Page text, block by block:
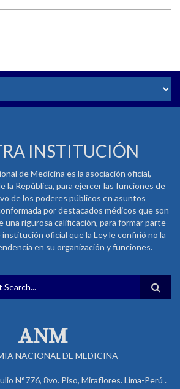
INSTITUCIÓN
de Medicina es la asociación oficial,
la República, para ejercer las funciones de
de los poderes públicos en asuntos
por destacados médicos que son
una rigurosa calificación, para formar parte
institución oficial que la Ley le confirió no la
en su organización y funciones.
DE BÚSQUEDA
ANM
NACIONAL DE MEDICINA
N°776, 8vo. Piso, Miraflores. Lima-Perú .